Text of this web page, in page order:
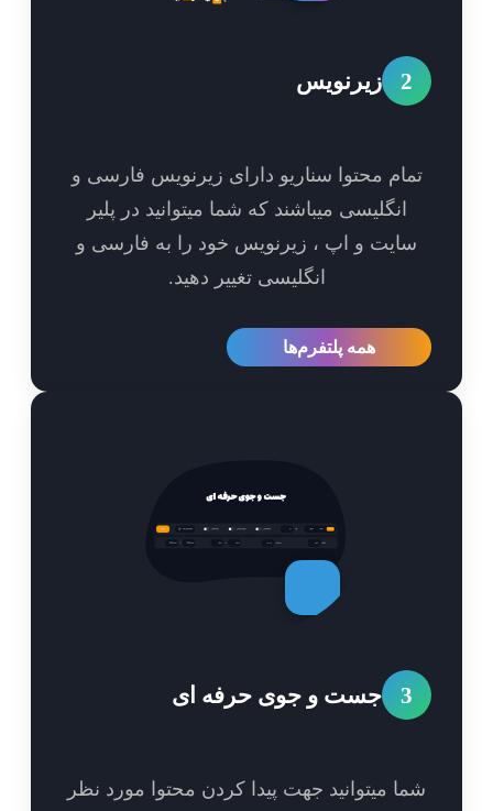
زیرنویس
محتوا سناریو دارای زیرنویس فارسی و
انگلیسی میباشند که شما میتوانید در پلیر
و اپ ، زیرنویس خود را به فارسی و
انگلیسی تغییر دهید.
همه پلتفرم‌ها
جست و جوی حرفه ای
میتوانید جهت پیدا کردن محتوا مورد نظر